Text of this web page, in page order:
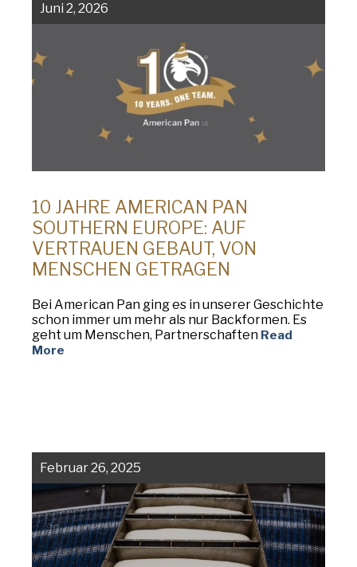
Juni 2, 2026
10 JAHRE AMERICAN PAN
SOUTHERN EUROPE: AUF
VERTRAUEN GEBAUT, VON
MENSCHEN GETRAGEN
Bei American Pan ging es in unserer Geschichte
schon immer um mehr als nur Backformen. Es
geht um Menschen, Partnerschaften Read
More
Februar 26, 2025